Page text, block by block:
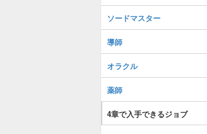
ソードマスター
導師
オラクル
薬師
4章で入手できるジョブ